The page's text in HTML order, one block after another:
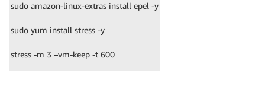
sudo amazon-linux-extras install epel -y
sudo yum install stress -y
stress -m 3 –vm-keep -t 600